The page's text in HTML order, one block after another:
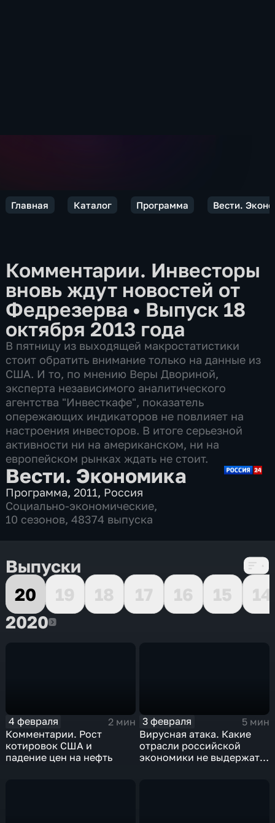
Главная Каталог Программа Вести.
Комментарии. Инвесторы
вновь ждут новостей от
Федрезерва • Выпуск 18
октября 2013 года
В пятницу из выходящей макростатистики
стоит обратить внимание только на данные из
США. И то, по мнению Веры Двориной,
эксперта независимого аналитического
агентства "Инвесткафе", показатель
опережающих индикаторов не повлияет на
настроения инвесторов. В итоге серьезной
активности ни на американском, ни на
европейском рынках ждать не стоит.
Вести. Экономика
Программа,2011, Россия
Социально-экономические,
10 сезонов, 48374 выпуска
Выпуски
20
19 18 17 16 15
14
20202020
4 февраля
2 мин
Комментарии. Рост
котировок США и
падение цен на нефть
3 февраля
5 мин
Вирусная атака. Какие
отрасли российской
экономики не выдержат